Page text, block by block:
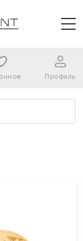
Профиль